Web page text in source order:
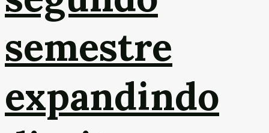
semestre
expandindo